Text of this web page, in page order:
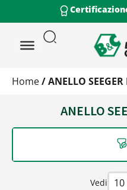
Home/ ANELLO SEEGER
ANELLO
Vedi